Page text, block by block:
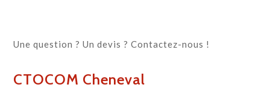
Une question ? Un devis ? Contactez-nous !
CTOCOM Cheneval